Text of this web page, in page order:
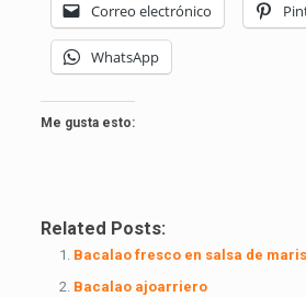
Correo electrónico
WhatsApp
Me gusta esto:
Related Posts:
Bacalao fresco en salsa de
Bacalao ajoarriero